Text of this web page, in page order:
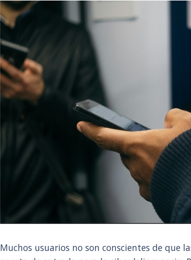
Muchos usuarios no son conscientes de que